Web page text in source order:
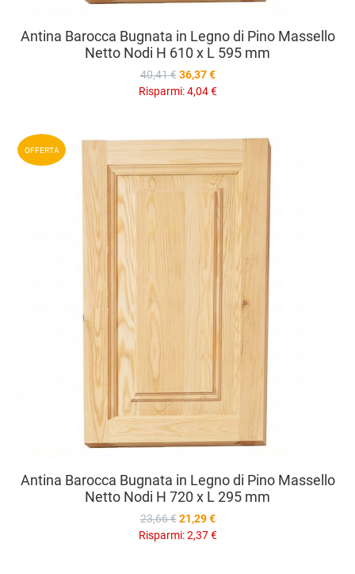
Antina Barocca Bugnata in Legno di Pino Massello
Netto Nodi H 610 x L 595 mm
40,41 € 36,37 €
Risparmi:4,04 €
OFFERTA
Antina Barocca Bugnata in Legno di Pino Massello
Netto Nodi H 720 x L 295 mm
23,66 € 21,29 €
Risparmi:2,37 €